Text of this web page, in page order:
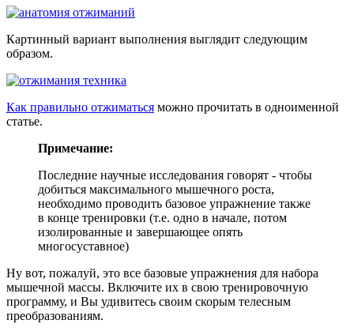
Картинный вариант выполнения выглядит следующим
образом.
Как правильно отжиматься можно прочитать в одноименной
статье.
Примечание:
Последние научные исследования говорят - чтобы
добиться максимального мышечного роста,
необходимо проводить базовое упражнение также
в конце тренировки (т.е. одно в начале, потом
изолированные и завершающее опять
многосуставное)
Ну вот, пожалуй, это все базовые упражнения для набора
мышечной массы. Включите их в свою тренировочную
программу, и Вы удивитесь своим скорым телесным
преобразованиям.